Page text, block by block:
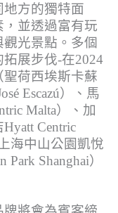
方的獨特面
並透過富有玩
光景點。多個
展步伐-在2024
荷西埃斯卡蘇
Escazú）、馬
Malta）、加
Centric
海中山公園凱悅
Shanghai）